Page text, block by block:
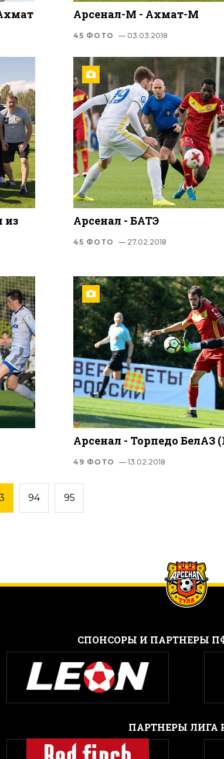
Арсенал-М - Ахмат-М
45 ФОТО — 03.03.2018
из
Арсенал - БАТЭ
45 ФОТО — 27.02.2018
Арсенал - Торпедо БелАЗ
49 ФОТО — 13.02.2018
94 95
CПОНСОРЫ И ПАРТНЕРЫ
ПАРТНЕРЫ ЛИГА